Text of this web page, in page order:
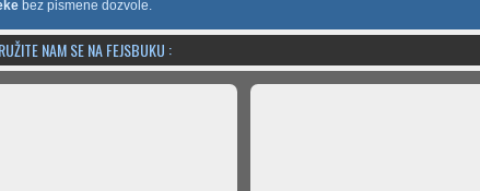
bez pismene dozvole.
NAM SE NA FEJSBUKU :